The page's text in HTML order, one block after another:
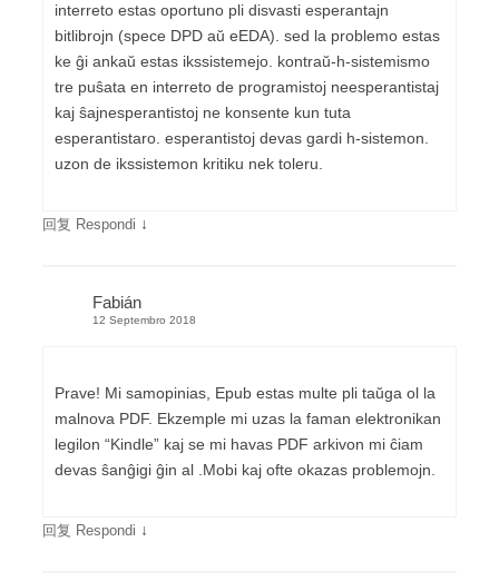
interreto estas oportuno pli disvasti esperantajn
bitlibrojn (spece DPD aŭ eEDA). sed la problemo estas
ke ĝi ankaŭ estas ikssistemejo. kontraŭ-h-sistemismo
tre puŝata en interreto de programistoj neesperantistaj
kaj ŝajnesperantistoj ne konsente kun tuta
esperantistaro. esperantistoj devas gardi h-sistemon.
uzon de ikssistemon kritiku nek toleru.
回复 Respondi ↓
Fabián
12 Septembro 2018
Prave! Mi samopinias, Epub estas multe pli taŭga ol la
malnova PDF. Ekzemple mi uzas la faman elektronikan
legilon “Kindle” kaj se mi havas PDF arkivon mi ĉiam
devas ŝanĝigi ĝin al .Mobi kaj ofte okazas problemojn.
回复 Respondi ↓